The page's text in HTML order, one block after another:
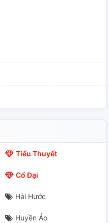
Tiểu Thuyết
Cổ Đại
Hài Hước
Huyền Ảo